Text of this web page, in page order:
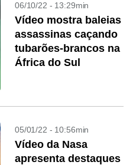
06/10/22 - 13:29min
Vídeo mostra baleias
assassinas caçando
tubarões-brancos na
África do Sul
05/01/22 - 10:56min
Vídeo da Nasa
apresenta destaques